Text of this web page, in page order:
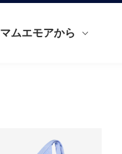
マムエモアから